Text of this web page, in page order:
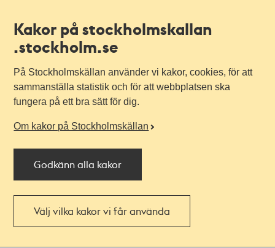
Kakor på stockholmskallan
.stockholm.se
På Stockholmskällan använder vi kakor, cookies, för att
sammanställa statistik och för att webbplatsen ska
fungera på ett bra sätt för dig.
Om kakor på Stockholmskällan
Godkänn alla kakor
Välj vilka kakor vi får använda